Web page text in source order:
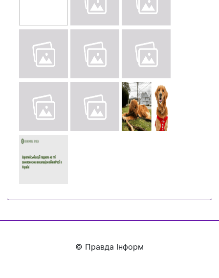
© Правда Інформ